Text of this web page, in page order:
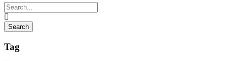
Tag